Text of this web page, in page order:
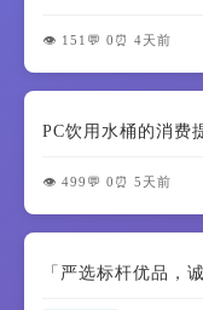
👁️ 151 💬 0 ⏰ 4天前
PC饮用水桶的消费
👁️ 499 💬 0 ⏰ 5天前
「严选标杆优品，